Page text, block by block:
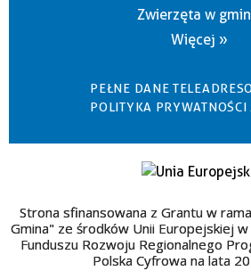
Zwierzęta w
Więcej »
PEŁNE DANE
POLITYKA
Strona sfinansowana z Grantu w
Gmina" ze środków Unii Europejskiej
Funduszu Rozwoju Regionalnego
Polska Cyfrowa na lata